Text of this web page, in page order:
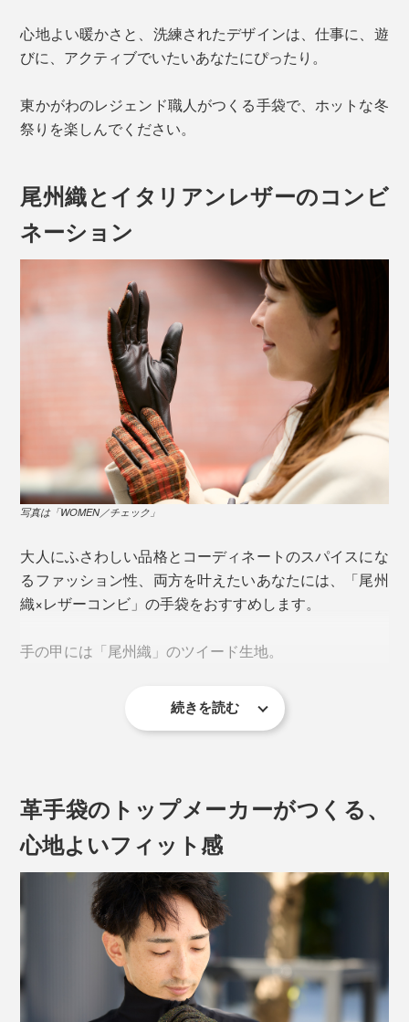
心地よい暖かさと、洗練されたデザインは、仕事に、遊
びに、アクティブでいたいあなたにぴったり。
東かがわのレジェンド職人がつくる手袋で、ホットな冬
祭りを楽しんでください。
尾州織とイタリアンレザーのコンビ
ネーション
写真は「WOMEN／チェック」
大人にふさわしい品格とコーディネートのスパイスにな
るファッション性、両方を叶えたいあなたには、「尾州
織×レザーコンビ」の手袋をおすすめします。
手の甲には「尾州織」のツイード生地。
だたるハイブランドが採用する、高品質なテキスタイ
ル。
知県尾張西部地域から岐阜県西濃地域）でつくられてい
ます。
続きを読む
革手袋のトップメーカーがつくる、
心地よいフィット感